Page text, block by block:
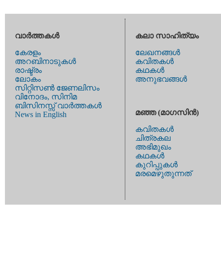
വാര്‍ത്തകള്‍
കേരളം
അറബിനാടുകള്‍
രാഷ്ട്രം
ലോകം
സിറ്റിസണ്‍ ജേണലിസം
വിനോദം, സിനിമ
ബിസിനസ്സ് വാര്‍ത്തകള്‍
News in English
കലാ സാഹിത്യം
ലേഖനങ്ങള്‍
കവിതകള്‍
കഥകള്‍
അനുഭവങ്ങള്‍
മഞ്ഞ (മാഗസിന്‍)
കവിതകള്‍
ചിത്രകല
അഭിമുഖം
കഥകള്‍
കുറിപ്പുകള്‍
മരമെഴുതുന്നത്